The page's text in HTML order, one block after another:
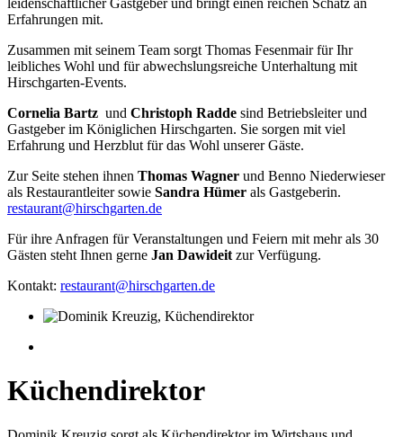
Erfahrungen mit.
Zusammen mit seinem Team sorgt Thomas Fesenmair für Ihr
leibliches Wohl und für abwechslungsreiche Unterhaltung mit
Hirschgarten-Events.
Cornelia Bartz und Christoph Radde sind Betriebsleiter und
Gastgeber im Königlichen Hirschgarten. Sie sorgen mit viel
Erfahrung und Herzblut für das Wohl unserer Gäste.
Zur Seite stehen ihnen Thomas Wagner und Benno Niederwieser
als Restaurantleiter sowie Sandra Hümer als Gastgeberin.
restaurant@hirschgarten.de
Für ihre Anfragen für Veranstaltungen und Feiern mit mehr als 30
Gästen steht Ihnen gerne Jan Dawideit zur Verfügung.
Kontakt: restaurant@hirschgarten.de
Küchendirektor